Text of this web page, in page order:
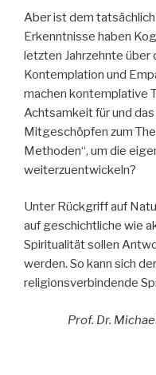
Aber ist dem
Erkenntnisse haben
letzten Jahrzehnte über
Kontemplation und
machen kontemplative
Achtsamkeit für und
Mitgeschöpfen zum
Methoden“, um die
weiterzuentwickeln?
Unter Rückgriff auf
auf geschichtliche wie
Spiritualität sollen
werden. So kann sich
religionsverbindende
Prof. Dr.